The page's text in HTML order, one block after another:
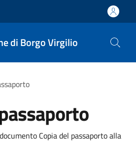
di Borgo Virgilio
Copia del passaporto alla